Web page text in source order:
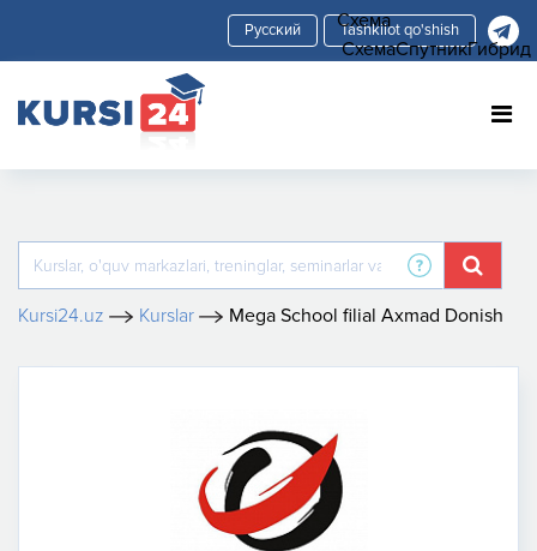
Tashkilot qo'shish
Kursi24.uz Kurslar Mega School filial Axmad Donish
Схема
СхемаСпутникГибрид